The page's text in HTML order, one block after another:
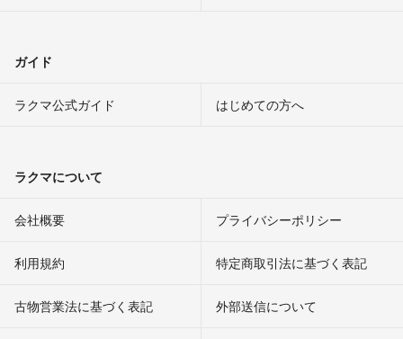
ガイド
ラクマ公式ガイド はじめての方へ
ラクマについて
会社概要 プライバシーポリシー
利用規約 特定商取引法に基づく表記
古物営業法に基づく表記 外部送信について